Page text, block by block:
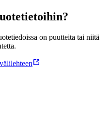
on puutteita tai niitä